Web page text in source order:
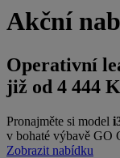
Akční
Operativní
již od 4 444
Pronajměte si model
v bohaté výbavě GO
Zobrazit nabídku